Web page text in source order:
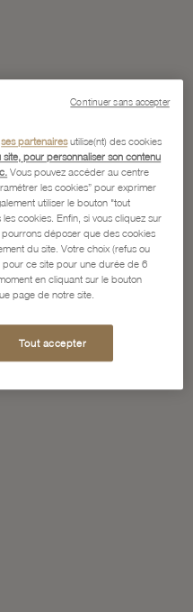
ses partenairesutilise(nt) des cookies
pour personnaliser son contenu
Vous pouvez accéder au centre
les cookies” pour exprimer
utiliser le bouton "tout
cookies. Enfin, si vous cliquez sur
déposer que des cookies
du site. Votre choix (refus ou
pour ce site pour une durée de 6
en cliquant sur le bouton
page de notre site.
Tout accepter
Continuer sans accepter